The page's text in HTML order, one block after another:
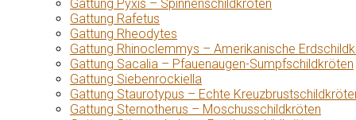
Gattung Pyxis – Spinnenschildkröten
Gattung Rafetus
Gattung Rheodytes
Gattung Rhinoclemmys – Amerikanische
Gattung Sacalia – Pfauenaugen-Sumpfschildkröten
Gattung Siebenrockiella
Gattung Staurotypus – Echte
Gattung Sternotherus – Moschusschildkröten